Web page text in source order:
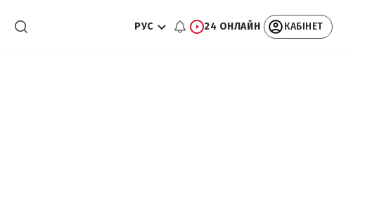
РУС 24 ОНЛАЙН КАБІНЕТ